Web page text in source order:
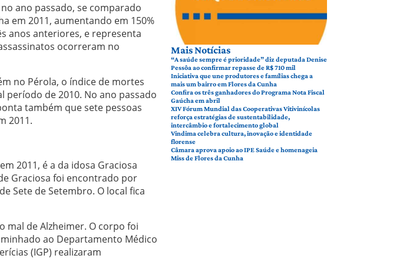
ano passado, se comparado
em 2011, aumentando em 150%
anos anteriores, e representa
ocorreram no
no Pérola, o índice de mortes
período de 2010. No ano passado
também que sete pessoas
2011.
2011, é a da idosa Graciosa
Graciosa foi encontrado por
Sete de Setembro. O local fica
mal de Alzheimer. O corpo foi
ao Departamento Médico
(IGP) realizaram
Mais Notícias
“A saúde sempre é prioridade” diz deputada Denise
Pessôa ao confirmar repasse de R$ 710 mil
Iniciativa que une produtores e famílias chega a
mais um bairro em Flores da Cunha
Confira os três ganhadores do Programa Nota Fiscal
Gaúcha em abril
XIV Fórum Mundial das Cooperativas Vitivinícolas
reforça estratégias de sustentabilidade,
intercâmbio e fortalecimento global
Vindima celebra cultura, inovação e identidade
florense
Câmara aprova apoio ao IPE Saúde e homenageia
Miss de Flores da Cunha